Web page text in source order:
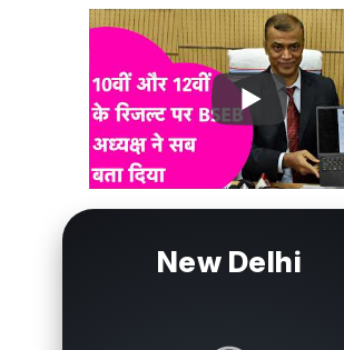
New Delhi